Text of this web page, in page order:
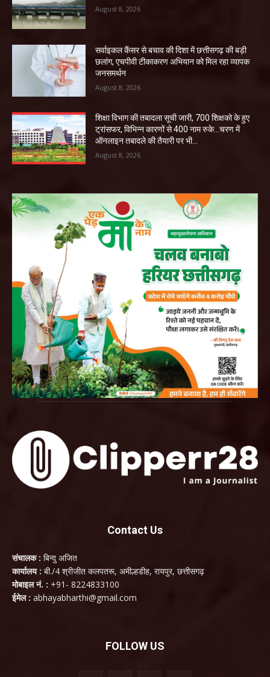
August 8, 2026
सर्वाइकल कैंसर से बचाव की दिशा में छत्तीसगढ़ की बड़ी
छलांग, एचपीवी टीकाकरण अभियान को मिल रहा व्यापक
जनसमर्थन
August 8, 2026
शिक्षा विभाग की तबादला सूची जारी, 700 शिक्षको के हुए
ट्रांसफर, विभिन्न कारणों से 400 नाम रुके…चरण में
ऑनलाइन तबादले की तैयारी पर भी...
August 8, 2026
Contact Us
संचालक : बिन्दु अजित
कार्यालय : बी./4 श्रीजीत कलपतरू, अमील्हडीह, रायपुर, छत्तीसगढ़
मोबाइल नं. : +91- 8224833100
ईमेल : abhayabharthi@gmail.com
FOLLOW US